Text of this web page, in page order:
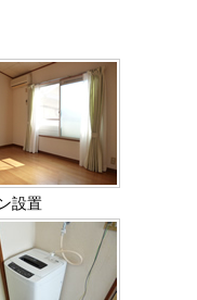
設置